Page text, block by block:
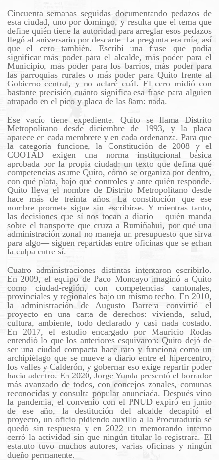
Cincuenta semanas seguidas documentando pedazos de
esta ciudad, uno por domingo, y resulta que el tema que
define quién tiene la autoridad para arreglar esos pedazos
llegó al aniversario por descarte. La pregunta era mía, así
que el cero también. Escribí una frase que podía
significar más poder para el alcalde, más poder para el
Municipio, más poder para los barrios, más poder para
las parroquias rurales o más poder para Quito frente al
Gobierno central, y no aclaré cuál. El cero midió con
bastante precisión cuánto significa esa frase para alguien
atrapado en el pico y placa de las 8am: nada.
Ese vacío tiene expediente. Quito se llama Distrito
Metropolitano desde diciembre de 1993, y la placa
aparece en cada membrete y en cada ordenanza. Para que
la categoría funcione, la Constitución de 2008 y el
COOTAD exigen una norma institucional básica
aprobada por la propia ciudad: un texto que defina qué
competencias asume Quito, cómo se organiza por dentro,
con qué plata, bajo qué controles y ante quién responde.
Quito lleva el nombre de Distrito Metropolitano desde
hace más de treinta años. La constitución que ese
nombre promete sigue sin escribirse. Y mientras tanto,
las decisiones que sí nos tocan a diario —quién manda
sobre el transporte que cruza a Rumiñahui, por qué una
administración zonal no maneja un presupuesto que sirva
para algo— siguen repartidas entre oficinas que se echan
la culpa entre sí.
Cuatro administraciones distintas intentaron escribirlo.
En 2009, el equipo de Paco Moncayo imaginó a Quito
como ciudad-región, con competencias cantonales,
provinciales y regionales bajo un mismo techo. En 2010,
la administración de Augusto Barrera convirtió el
proyecto en una carta de derechos: vivienda, salud,
cultura, ambiente, todo declarado y casi nada costado.
En 2017, el estudio encargado por Mauricio Rodas
entendió lo que los anteriores esquivaron: Quito dejó de
ser una ciudad compacta hace rato y funciona como un
archipiélago que se mueve a diario entre el hipercentro,
los valles y Calderón, y gobernar eso exige repartir poder
hacia adentro. En 2020, Jorge Yunda presentó el borrador
más avanzado de todos, con concejos zonales, comunas
reconocidas y consulta popular anunciada. Después vino
la pandemia, el convenio con el PNUD expiró en junio
de ese año, la destitución del alcalde decapitó el
proyecto, un oficio pidiendo auxilio a la Procuraduría se
quedó sin respuesta y en 2022 un memorando interno
cerró la actividad sin que ningún titular lo registrara. El
estatuto tuvo muchos autores, varias oficinas y ningún
dueño permanente.